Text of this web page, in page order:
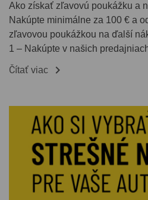
Ako získať zľavovú poukážku a
Nakúpte minimálne za 100 € a
zľavovou poukážkou na ďalší
1 – Nakúpte v našich
Čítať viac 